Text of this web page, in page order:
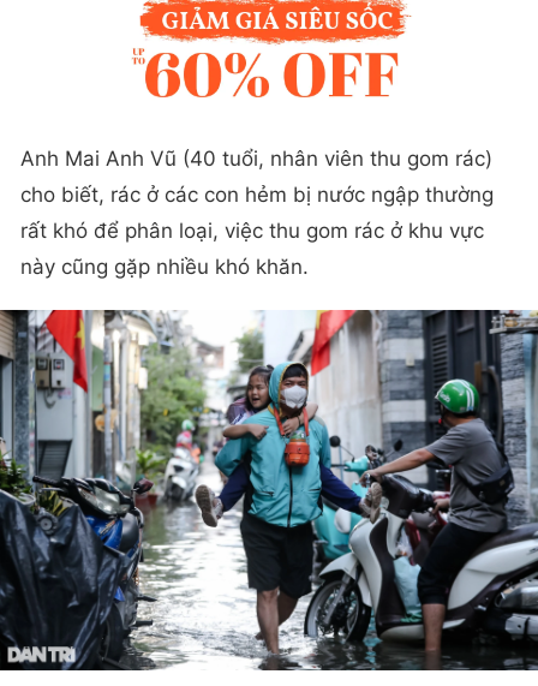
Anh Mai Anh Vũ (40 tuổi, nhân viên thu gom rác)
cho biết, rác ở các con hẻm bị nước ngập thường
rất khó để phân loại, việc thu gom rác ở khu vực
này cũng gặp nhiều khó khăn.